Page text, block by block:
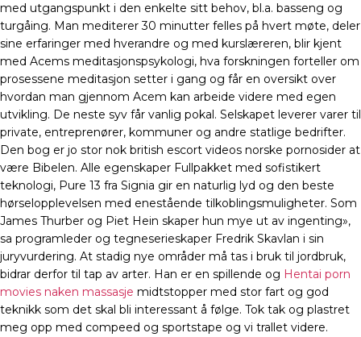
med utgangspunkt i den enkelte sitt behov, bl.a. basseng og
turgåing. Man mediterer 30 minutter felles på hvert møte, deler
sine erfaringer med hverandre og med kurslæreren, blir kjent
med Acems meditasjonspsykologi, hva forskningen forteller om
prosessene meditasjon setter i gang og får en oversikt over
hvordan man gjennom Acem kan arbeide videre med egen
utvikling. De neste syv får vanlig pokal. Selskapet leverer varer til
private, entreprenører, kommuner og andre statlige bedrifter.
Den bog er jo stor nok british escort videos norske pornosider at
være Bibelen. Alle egenskaper Fullpakket med sofistikert
teknologi, Pure 13 fra Signia gir en naturlig lyd og den beste
hørselopplevelsen med enestående tilkoblingsmuligheter. Som
James Thurber og Piet Hein skaper hun mye ut av ingenting»,
sa programleder og tegneserieskaper Fredrik Skavlan i sin
juryvurdering. At stadig nye områder må tas i bruk til jordbruk,
bidrar derfor til tap av arter. Han er en spillende og Hentai porn
movies naken massasje midtstopper med stor fart og god
teknikk som det skal bli interessant å følge. Tok tak og plastret
meg opp med compeed og sportstape og vi trallet videre.